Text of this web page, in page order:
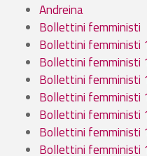
Andreina
Bollettini femministi
Bollettini femministi
Bollettini femministi
Bollettini femministi
Bollettini femministi
Bollettini femministi
Bollettini femministi
Bollettini femministi